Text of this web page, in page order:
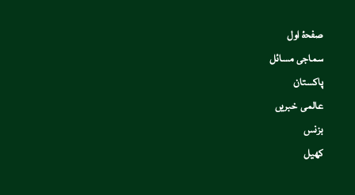
صفحۂ اول
سماجی مسائل
پاکستان
عالمی خبریں
بزنس
کھیل